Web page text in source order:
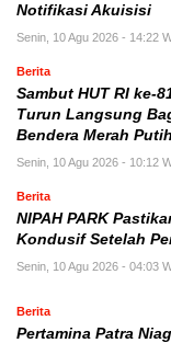
Notifikasi Akuisisi
Senin, 10 Agu 2026 - 14:22
Berita
Sambut HUT RI ke-
Turun Langsung
Bendera Merah
Senin, 10 Agu 2026 - 10:12
Berita
NIPAH PARK
Kondusif Setelah
Senin, 10 Agu 2026 - 04:03
Berita
Pertamina Patra